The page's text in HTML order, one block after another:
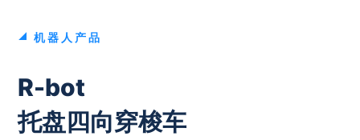
机器人产品
R-bot
托盘四向穿梭车